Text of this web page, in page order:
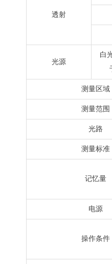
透射
光源
白
测量区域
测量范围
光路
测量标准
记忆量
电源
操作条件